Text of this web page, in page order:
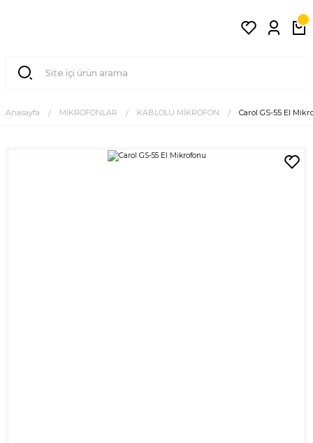
Anasayfa MİKROFONLAR KABLOLU MİKROFON ​Carol GS-55 El